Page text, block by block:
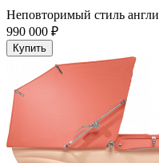
Неповторимый стиль
990 000 ₽
Купить